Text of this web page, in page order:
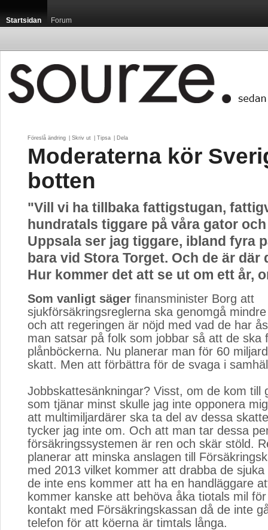
Startsidan Forum
Föreslå ändring Skriv ut Tipsa Dela
Moderaterna kör
botten
"Vill vi ha tillbaka fattigstugan,
hundratals tiggare på våra gator
Uppsala ser jag tiggare, ibland fyra
bara vid Stora Torget. Och de är där
Hur kommer det att se ut om ett år,
Som vanligt säger finansminister Borg att
sjukförsäkringsreglerna ska genomgå
och att regeringen är nöjd med vad de har
man satsar på folk som jobbar så att de ska
plånböckerna. Nu planerar man för 60
skatt. Men att förbättra för de svaga i
Jobbskattesänkningar? Visst, om de kom till
som tjänar minst skulle jag inte opponera
att multimiljardärer ska ta del av dessa
tycker jag inte om. Och att man tar dessa
försäkringssystemen är ren och skär stöld.
planerar att minska anslagen till
med 2013 vilket kommer att drabba de
de inte ens kommer att ha en handläggare
kommer kanske att behöva åka tiotals mil
kontakt med Försäkringskassan då de inte
telefon för att köerna är timtals långa.